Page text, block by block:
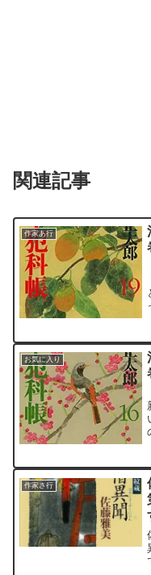
関連記事
作家あ行
お気に入り
作家さ行